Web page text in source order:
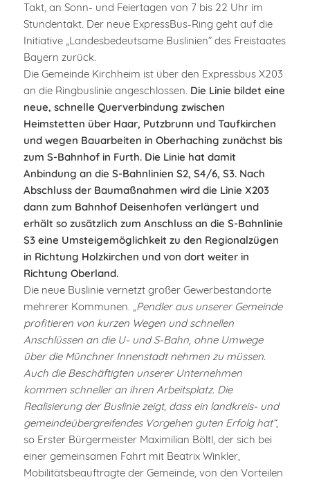
Takt, an Sonn- und Feiertagen von 7 bis 22 Uhr im
Stundentakt. Der neue ExpressBus-Ring geht auf die
Initiative „Landesbedeutsame Buslinien” des Freistaates
Bayern zurück.
Die Gemeinde Kirchheim ist über den Expressbus X203
an die Ringbuslinie angeschlossen. Die Linie bildet eine
neue, schnelle Querverbindung zwischen
Heimstetten über Haar, Putzbrunn und Taufkirchen
und wegen Bauarbeiten in Oberhaching zunächst bis
zum S-Bahnhof in Furth. Die Linie hat damit
Anbindung an die S-Bahnlinien S2, S4/6, S3. Nach
Abschluss der Baumaßnahmen wird die Linie X203
dann zum Bahnhof Deisenhofen verlängert und
erhält so zusätzlich zum Anschluss an die S-Bahnlinie
S3 eine Umsteigemöglichkeit zu den Regionalzügen
in Richtung Holzkirchen und von dort weiter in
Richtung Oberland.
Die neue Buslinie vernetzt großer Gewerbestandorte
mehrerer Kommunen. „Pendler aus unserer Gemeinde
profitieren von kurzen Wegen und schnellen
Anschlüssen an die U- und S-Bahn, ohne Umwege
über die Münchner Innenstadt nehmen zu müssen.
Auch die Beschäftigten unserer Unternehmen
kommen schneller an ihren Arbeitsplatz. Die
Realisierung der Buslinie zeigt, dass ein landkreis- und
gemeindeübergreifendes Vorgehen guten Erfolg hat“,
so Erster Bürgermeister Maximilian Böltl, der sich bei
einer gemeinsamen Fahrt mit Beatrix Winkler,
Mobilitätsbeauftragte der Gemeinde, von den Vorteilen